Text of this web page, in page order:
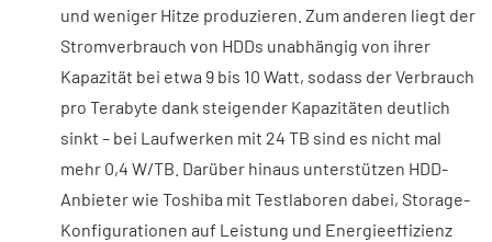
und weniger Hitze produzieren. Zum anderen liegt der
Stromverbrauch von HDDs unabhängig von ihrer
Kapazität bei etwa 9 bis 10 Watt, sodass der Verbrauch
pro Terabyte dank steigender Kapazitäten deutlich
sinkt – bei Laufwerken mit 24 TB sind es nicht mal
mehr 0,4 W/TB. Darüber hinaus unterstützen HDD-
Anbieter wie Toshiba mit Testlaboren dabei, Storage-
Konfigurationen auf Leistung und Energieeffizienz